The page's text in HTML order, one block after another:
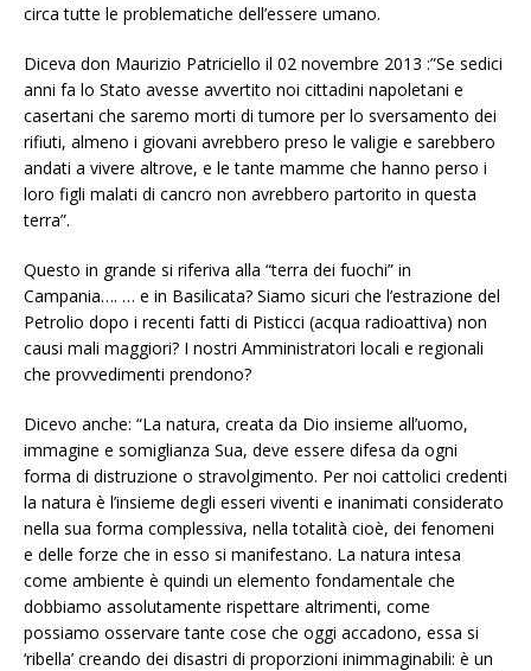
circa tutte le problematiche dell’essere umano.
Diceva don Maurizio Patriciello il 02 novembre 2013 :”Se sedici
anni fa lo Stato avesse avvertito noi cittadini napoletani e
casertani che saremo morti di tumore per lo sversamento dei
rifiuti, almeno i giovani avrebbero preso le valigie e sarebbero
andati a vivere altrove, e le tante mamme che hanno perso i
loro figli malati di cancro non avrebbero partorito in questa
terra”.
Questo in grande si riferiva alla “terra dei fuochi” in
Campania…. … e in Basilicata? Siamo sicuri che l’estrazione del
Petrolio dopo i recenti fatti di Pisticci (acqua radioattiva) non
causi mali maggiori? I nostri Amministratori locali e regionali
che provvedimenti prendono?
Dicevo anche: “La natura, creata da Dio insieme all’uomo,
immagine e somiglianza Sua, deve essere difesa da ogni
forma di distruzione o stravolgimento. Per noi cattolici credenti
la natura è l’insieme degli esseri viventi e inanimati considerato
nella sua forma complessiva, nella totalità cioè, dei fenomeni
e delle forze che in esso si manifestano. La natura intesa
come ambiente è quindi un elemento fondamentale che
dobbiamo assolutamente rispettare altrimenti, come
possiamo osservare tante cose che oggi accadono, essa si
‘ribella’ creando dei disastri di proporzioni inimmaginabili: è un